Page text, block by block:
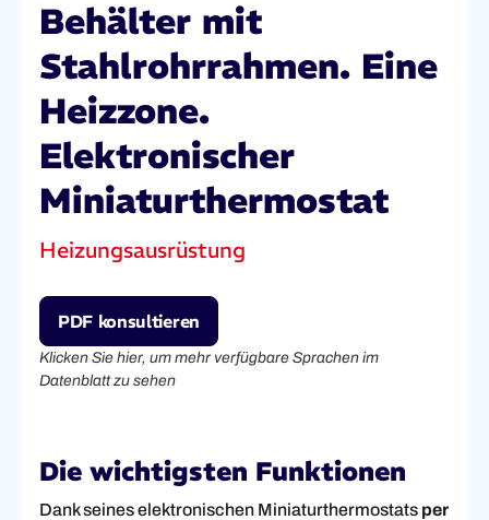
Behälter mit
Stahlrohrrahmen. Eine
Heizzone.
Elektronischer
Miniaturthermostat
Heizungsausrüstung
PDF konsultieren
Klicken Sie hier, um mehr verfügbare Sprachen im
Datenblatt zu sehen
Die wichtigsten Funktionen
Dank seines elektronischen Miniaturthermostats per